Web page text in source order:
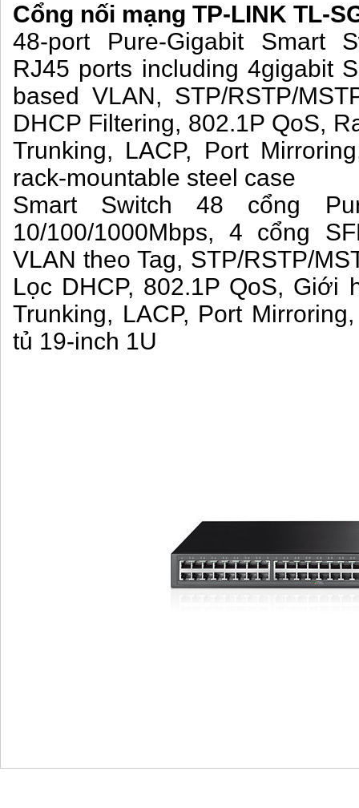
Cổng nối mạng TP-LINK TL-
48-port Pure-Gigabit Smart
RJ45 ports including 4gigabit
based VLAN, STP/RSTP/
DHCP Filtering, 802.1P QoS,
Trunking, LACP, Port
rack-mountable steel case
Smart Switch 48 cổng
10/100/1000Mbps, 4 cổng
VLAN theo Tag, STP/RSTP/
Lọc DHCP, 802.1P QoS, Giới
Trunking, LACP, Port
tủ 19-inch 1U